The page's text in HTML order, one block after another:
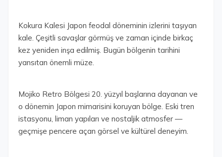
Kokura Kalesi Japon feodal döneminin izlerini taşıyan
kale. Çeşitli savaşlar görmüş ve zaman içinde birkaç
kez yeniden inşa edilmiş. Bugün bölgenin tarihini
yansıtan önemli müze.
Mojiko Retro Bölgesi 20. yüzyıl başlarına dayanan ve
o dönemin Japon mimarisini koruyan bölge. Eski tren
istasyonu, liman yapıları ve nostaljik atmosfer —
geçmişe pencere açan görsel ve kültürel deneyim.